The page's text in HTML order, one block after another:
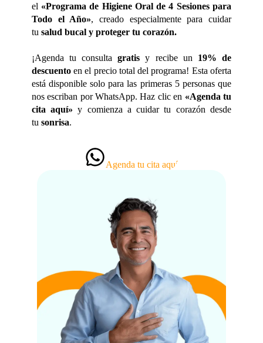
el «Programa de Higiene Oral de 4 Sesiones para
Todo el Año», creado especialmente para cuidar
tu salud bucal y proteger tu corazón.
¡Agenda tu consultagratis y recibe un 19% de
descuentoen el precio total del programa! Esta oferta
está disponible solo para las primeras 5 personas que
nos escriban por WhatsApp. Haz clic en «Agenda tu
cita aquí» y comienza a cuidar tu corazón desde
tu sonrisa.
Agenda tu cita aquí